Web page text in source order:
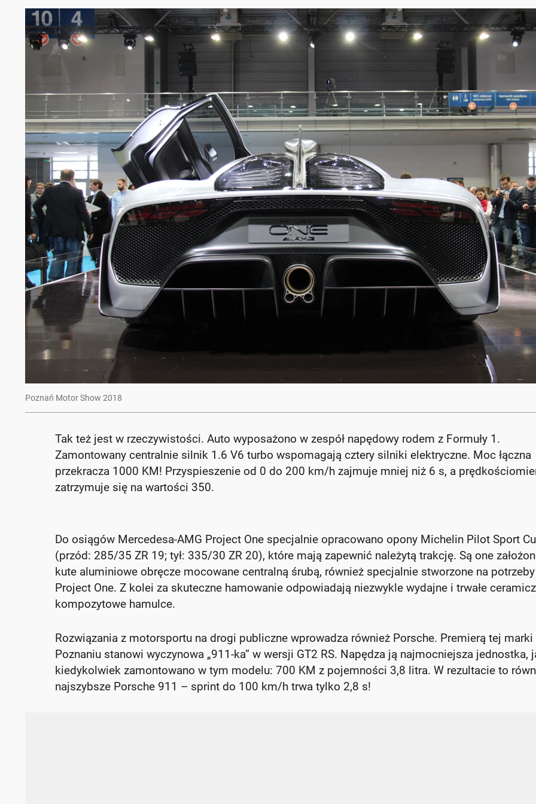
Poznań Motor Show 2018
Tak też jest w rzeczywistości. Auto wyposażono w zespół napędowy rodem z Formuły 1.
Zamontowany centralnie silnik 1.6 V6 turbo wspomagają cztery silniki elektryczne. Moc łączna
przekracza 1000 KM! Przyspieszenie od 0 do 200 km/h zajmuje mniej niż 6 s, a
zatrzymuje się na wartości 350.
Do osiągów Mercedesa-AMG Project One specjalnie opracowano opony Michelin Pilot Sport
(przód: 285/35 ZR 19; tył: 335/30 ZR 20), które mają zapewnić należytą trakcję. Są one
kute aluminiowe obręcze mocowane centralną śrubą, również specjalnie stworzone na potrzeby
Project One. Z kolei za skuteczne hamowanie odpowiadają niezwykle wydajne i trwałe
kompozytowe hamulce.
Rozwiązania z motorsportu na drogi publiczne wprowadza również Porsche. Premierą tej marki
Poznaniu stanowi wyczynowa „911-ka” w wersji GT2 RS. Napędza ją najmocniejsza jednostka,
kiedykolwiek zamontowano w tym modelu: 700 KM z pojemności 3,8 litra. W rezultacie to
najszybsze Porsche 911 – sprint do 100 km/h trwa tylko 2,8 s!